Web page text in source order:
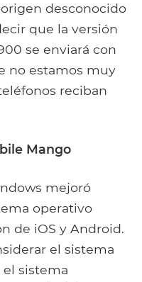
desconocido
que la versión
se enviará con
no estamos muy
reciban
Mango
mejoró
operativo
de iOS y Android.
el sistema
sistema